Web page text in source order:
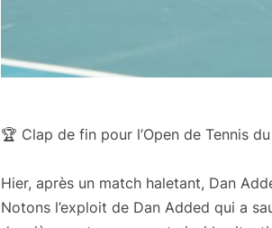
🏆 Clap de fin pour l’Open de Tennis
Hier, après un match haletant, Dan
Notons l’exploit de Dan Added qui a